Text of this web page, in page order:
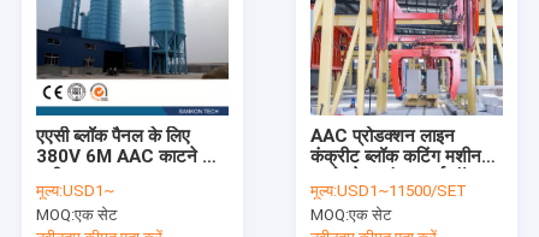
एएसी ब्लॉक पैनल के लिए
380V 6M AAC काटने की
मूल्य:USD1~
MOQ:एक सेट
AAC प्रोडक्शन लाइन
कंक्रीट ब्लॉक कटिंग मशीन
AAC मोबाइल कंक्रीट ब्लॉक
मेकिंग मशीन
मूल्य:USD1~11500/SET
MOQ:एक सेट